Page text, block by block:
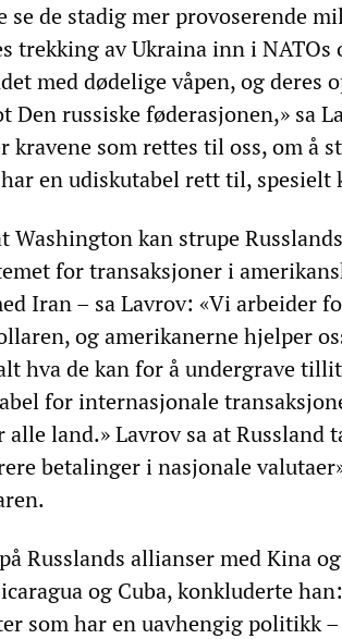
se de stadig mer provoserende
trekking av Ukraina inn i NATOs
med dødelige våpen, og deres
Den russiske føderasjonen,» sa
kravene som rettes til oss, om å
en udiskutabel rett til, spesielt
Washington kan strupe
for transaksjoner i
Iran – sa Lavrov: «Vi arbeider
og amerikanerne hjelper
hva de kan for å undergrave
for internasjonale
alle land.» Lavrov sa at Russland
betalinger i nasjonale
Russlands allianser med Kina
og Cuba, konkluderte
som har en uavhengig politikk